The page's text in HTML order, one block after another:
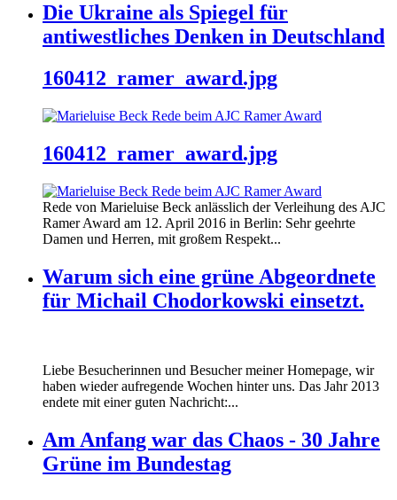
Die Ukraine als Spiegel für
antiwestliches Denken in Deutschland
160412_ramer_award.jpg
160412_ramer_award.jpg
Rede von Marieluise Beck anlässlich der Verleihung des AJC
Ramer Award am 12. April 2016 in Berlin: Sehr geehrte
Damen und Herren, mit großem Respekt...
Warum sich eine grüne Abgeordnete
für Michail Chodorkowski einsetzt.
Liebe Besucherinnen und Besucher meiner Homepage, wir
haben wieder aufregende Wochen hinter uns. Das Jahr 2013
endete mit einer guten Nachricht:...
Am Anfang war das Chaos - 30 Jahre
Grüne im Bundestag